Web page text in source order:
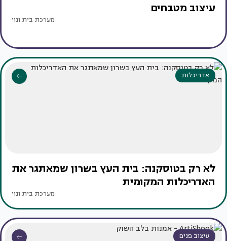
עיצוב מטבחים
מערכת בית ונוי
אדריכלות
לא רק בטוסקנה: בית העץ בשרון שמאתגר את
האדריכלות המקומית
מערכת בית ונוי
עיצוב פנים